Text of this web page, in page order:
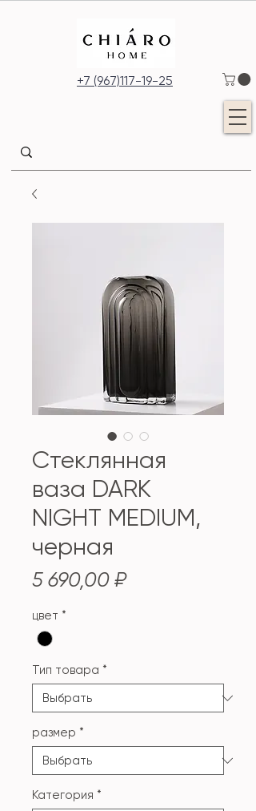
+7 (967)117-19-25
Стеклянная
ваза DARK
NIGHT MEDIUM,
черная
5 690,00 ₽Цена
цвет *
Тип товара *
размер *
Категория *